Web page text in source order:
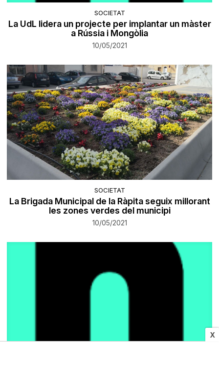
X
SOCIETAT
La UdL lidera un projecte per implantar un màster
a Rússia i Mongòlia
10/05/2021
SOCIETAT
La Brigada Municipal de la Ràpita seguix millorant
les zones verdes del municipi
10/05/2021